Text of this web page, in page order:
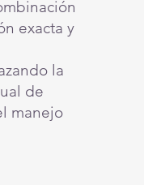
exacta y
la
de
manejo